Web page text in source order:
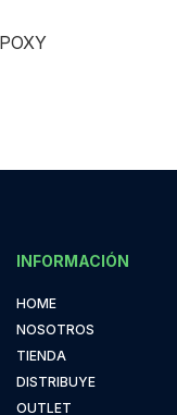
INFORMACIÓN
HOME
NOSOTROS
TIENDA
DISTRIBUYE
OUTLET